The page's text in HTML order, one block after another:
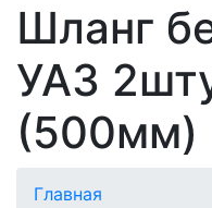
Шланг
УАЗ
(500мм)
Главная